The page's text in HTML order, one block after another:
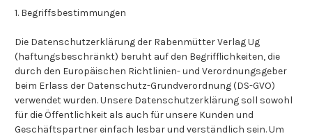
1. Begriffsbestimmungen
Die Datenschutzerklärung der Rabenmütter Verlag Ug
(haftungsbeschränkt) beruht auf den Begrifflichkeiten, die
durch den Europäischen Richtlinien- und Verordnungsgeber
beim Erlass der Datenschutz-Grundverordnung (DS-GVO)
verwendet wurden. Unsere Datenschutzerklärung soll sowohl
für die Öffentlichkeit als auch für unsere Kunden und
Geschäftspartner einfach lesbar und verständlich sein. Um